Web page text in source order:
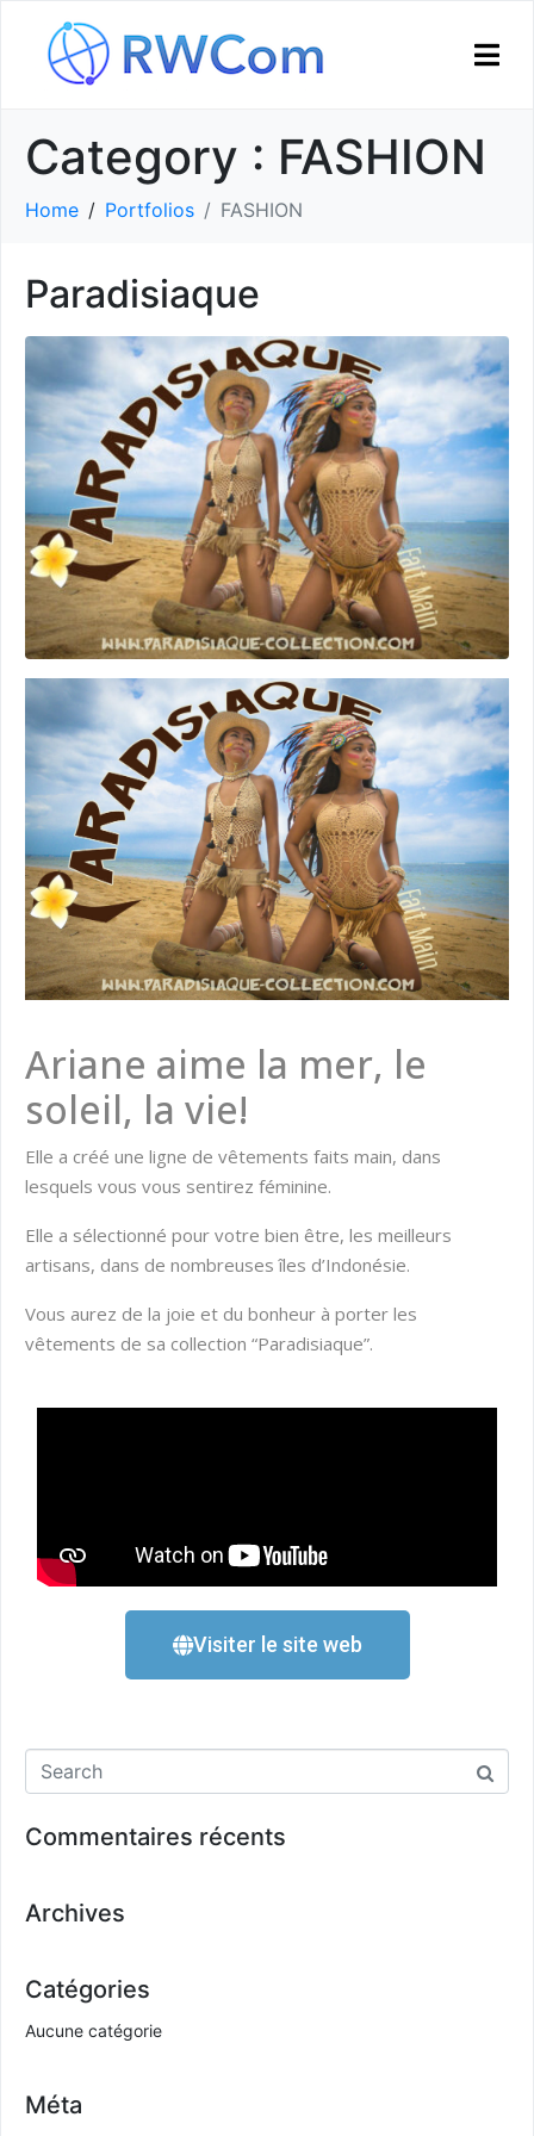
Category : FASHION
Home Portfolios FASHION
Paradisiaque
Ariane aime la mer, le
soleil, la vie!
Elle a créé une ligne de vêtements faits main, dans
lesquels vous vous sentirez féminine.
Elle a sélectionné pour votre bien être, les meilleurs
artisans, dans de nombreuses îles d’Indonésie.
Vous aurez de la joie et du bonheur à porter les
vêtements de sa collection “Paradisiaque”.
Visiter le site web
Commentaires récents
Archives
Catégories
Aucune catégorie
Méta